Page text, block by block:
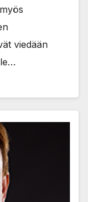
viedään